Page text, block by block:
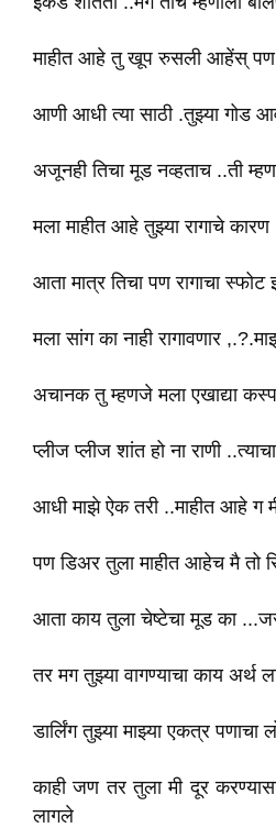
माहीत आहे तु खूप रुसली आहेंस् पण
आणी आधी त्या साठी .तुझ्या गोड
अजूनही तिचा मूड नव्हताच ..ती
मला माहीत आहे तुझ्या रागाचे कारण
आता मात्र तिचा पण रागाचा स्फोट
मला सांग का नाही रागावणार
अचानक तु म्हणजे मला एखाद्या
प्लीज प्लीज शांत हो ना राणी
आधी माझे ऐक तरी ..माहीत आहे ग
पण डिअर तुला माहीत आहेच मै तो
आता काय तुला चेष्टेचा मूड का
तर मग तुझ्या वागण्याचा काय अर्थ
डार्लिंग तुझ्या माझ्या एकत्र
काही जण तर तुला मी दूर
लागले